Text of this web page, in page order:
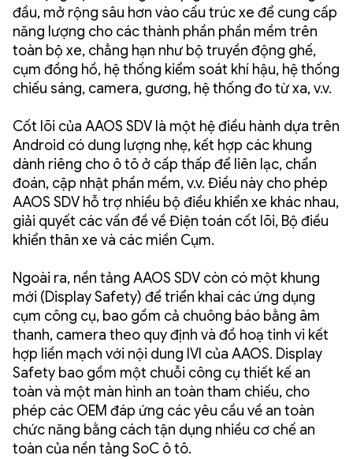
đầu, mở rộng sâu hơn vào cấu trúc xe để cung cấp
năng lượng cho các thành phần phần mềm trên
toàn bộ xe, chẳng hạn như bộ truyền động ghế,
cụm đồng hồ, hệ thống kiểm soát khí hậu, hệ thống
chiếu sáng, camera, gương, hệ thống đo từ xa, v.v.
Cốt lõi của AAOS SDV là một hệ điều hành dựa trên
Android có dung lượng nhẹ, kết hợp các khung
dành riêng cho ô tô ở cấp thấp để liên lạc, chẩn
đoán, cập nhật phần mềm, v.v. Điều này cho phép
AAOS SDV hỗ trợ nhiều bộ điều khiển xe khác nhau,
giải quyết các vấn đề về Điện toán cốt lõi, Bộ điều
khiển thân xe và các miền Cụm.
Ngoài ra, nền tảng AAOS SDV còn có một khung
mới (Display Safety) để triển khai các ứng dụng
cụm công cụ, bao gồm cả chuông báo bằng âm
thanh, camera theo quy định và đồ hoạ tinh vi kết
hợp liền mạch với nội dung IVI của AAOS. Display
Safety bao gồm một chuỗi công cụ thiết kế an
toàn và một màn hình an toàn tham chiếu, cho
phép các OEM đáp ứng các yêu cầu về an toàn
chức năng bằng cách tận dụng nhiều cơ chế an
toàn của nền tảng SoC ô tô.